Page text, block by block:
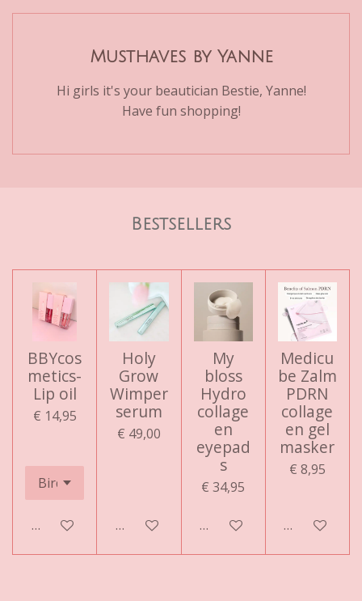
Musthaves by Yanne
Hi girls it's your beautician Bestie, Yanne!
Have fun shopping!
Bestsellers
BBYcos
metics-
Lip oil
€ 14,95
In winkelwagen
Holy
Grow
Wimper
serum
€ 49,00
In winkelwagen
My
bloss
Hydro
collage
en
eyepad
s
€ 34,95
In winkelwagen
Medicu
be Zalm
PDRN
collage
en gel
masker
€ 8,95
In